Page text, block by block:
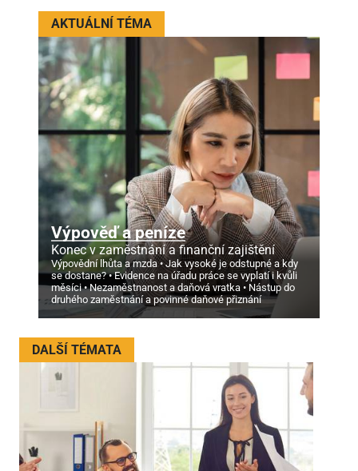
AKTUÁLNÍ TÉMA
Výpověď a peníze
Konec v zaměstnání a finanční zajištění
Výpovědní lhůta a mzda
Jak vysoké je odstupné a kdy
se dostane?
Evidence na úřadu práce se vyplatí i kvůli
měsíci
Nezaměstnanost a daňová vratka
Nástup do
druhého zaměstnání a povinné daňové přiznání
DALŠÍ TÉMATA